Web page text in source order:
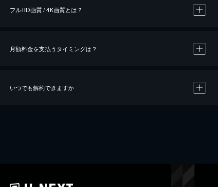
※40％ポイント還元の対象は、クレジットカード決済による作品の購入 / レンタルです。
iOSアプリのUコイン決済による作品の購入 / レンタルは、20％のポイント還元です。
フルHD画質 / 4K画質とは？
月額料金を支払うタイミングは？
いつでも解約できますか